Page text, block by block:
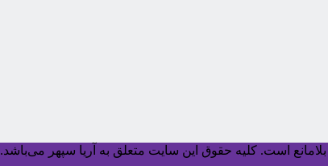
است. کليه حقوق اين سايت متعلق به آریا سپهر می‌باشد.